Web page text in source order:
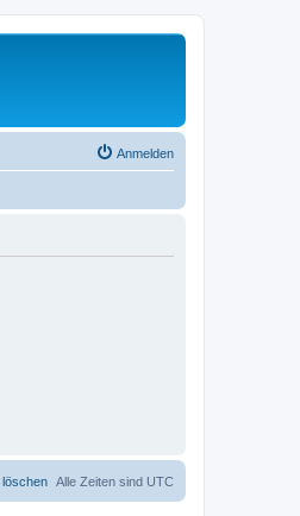
Anmelden
Alle Zeiten sind UTC
löschen